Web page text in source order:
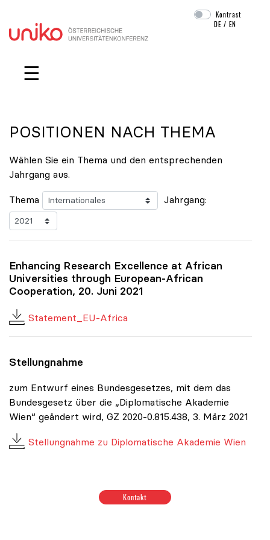
Navigation überspringen
Kontrast
DE /EN
☰
POSITIONEN NACH THEMA
Wählen Sie ein Thema und den entsprechenden
Jahrgang aus.
Thema Jahrgang:
Enhancing Research Excellence at African
Universities through European-African
Cooperation, 20. Juni 2021
Statement_EU-Africa
Stellungnahme
zum Entwurf eines Bundesgesetzes, mit dem das
Bundesgesetz über die „Diplomatische Akademie
Wien“ geändert wird, GZ 2020-0.815.438, 3. März 2021
Stellungnahme zu Diplomatische Akademie Wien
Kontakt